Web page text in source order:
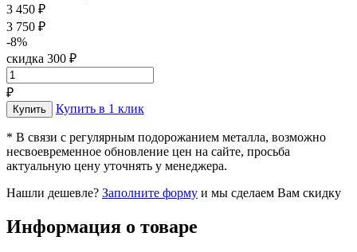
3 450 ₽
3 750 ₽
-8%
скидка 300 ₽
₽
Купить в 1 клик
* В связи с регулярным подорожанием металла, возможно
несвоевременное обновление цен на сайте, просьба
актуальную цену уточнять у менеджера.
Нашли дешевле? Заполните форму и мы сделаем Вам скидку
Информация о товаре